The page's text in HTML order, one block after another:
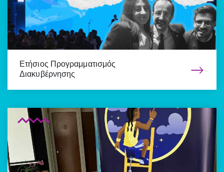
Ετήσιος Προγραμματισμός
Διακυβέρνησης